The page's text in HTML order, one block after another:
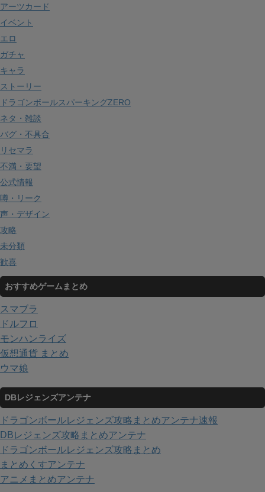
アーツカード
イベント
エロ
ガチャ
キャラ
ストーリー
ドラゴンボールスパーキングZERO
ネタ・雑談
バグ・不具合
リセマラ
不満・要望
公式情報
噂・リーク
声・デザイン
攻略
未分類
歓喜
おすすめゲームまとめ
スマブラ
ドルフロ
モンハンライズ
仮想通貨 まとめ
ウマ娘
DBレジェンズアンテナ
ドラゴンボールレジェンズ攻略まとめアンテナ速報
DBレジェンズ攻略まとめアンテナ
ドラゴンボールレジェンズ攻略まとめ
まとめくすアンテナ
アニメまとめアンテナ